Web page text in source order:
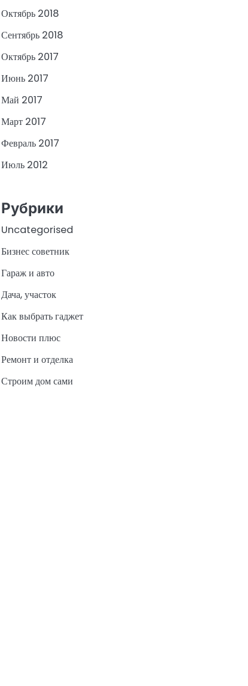
Октябрь 2018
Сентябрь 2018
Октябрь 2017
Июнь 2017
Май 2017
Март 2017
Февраль 2017
Июль 2012
Рубрики
Uncategorised
Бизнес советник
Гараж и авто
Дача, участок
Как выбрать гаджет
Новости плюс
Ремонт и отделка
Строим дом сами